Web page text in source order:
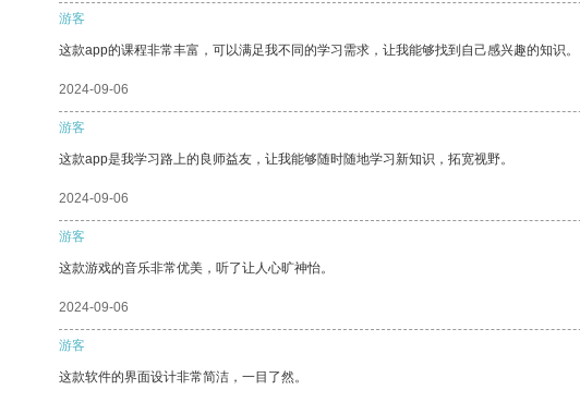
游客
这款app的课程非常丰富，可以满足我不同的学习需求，让我能够找到自己感兴趣的知识。
2024-09-06
游客
这款app是我学习路上的良师益友，让我能够随时随地学习新知识，拓宽视野。
2024-09-06
游客
这款游戏的音乐非常优美，听了让人心旷神怡。
2024-09-06
游客
这款软件的界面设计非常简洁，一目了然。